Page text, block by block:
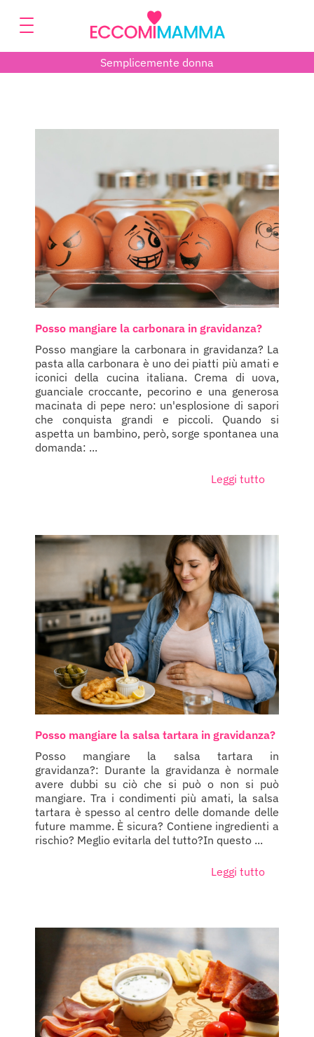
Semplicemente donna
Posso mangiare la carbonara in gravidanza?
Posso mangiare la carbonara in gravidanza? La
pasta alla carbonara è uno dei piatti più amati e
iconici della cucina italiana. Crema di uova,
guanciale croccante, pecorino e una generosa
macinata di pepe nero: un'esplosione di sapori
che conquista grandi e piccoli. Quando si
aspetta un bambino, però, sorge spontanea una
domanda: ...
Leggi tutto
Posso mangiare la salsa tartara in gravidanza?
Posso mangiare la salsa tartara in
gravidanza?: Durante la gravidanza è normale
avere dubbi su ciò che si può o non si può
mangiare. Tra i condimenti più amati, la salsa
tartara è spesso al centro delle domande delle
future mamme. È sicura? Contiene ingredienti a
rischio? Meglio evitarla del tutto?In questo ...
Leggi tutto